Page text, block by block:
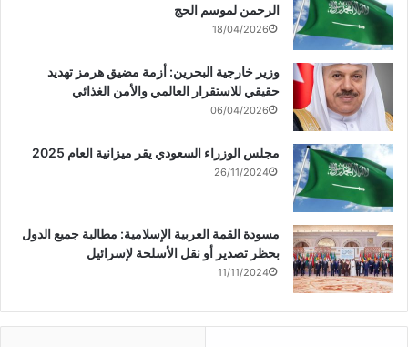
الرحمن لموسم الحج
18/04/2026
وزير خارجية البحرين: أزمة مضيق هرمز تهديد
حقيقي للاستقرار العالمي والأمن الغذائي
06/04/2026
مجلس الوزراء السعودي يقر ميزانية العام 2025
26/11/2024
مسودة القمة العربية الإسلامية: مطالبة جميع الدول
بحظر تصدير أو نقل الأسلحة لإسرائيل
11/11/2024